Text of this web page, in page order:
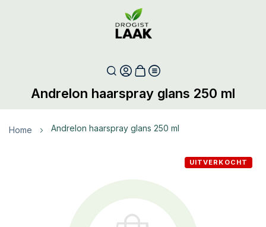
Andrelon haarspray glans 250 ml
Home andrelon haarspray glans 250 ml
UITVERKOCHT